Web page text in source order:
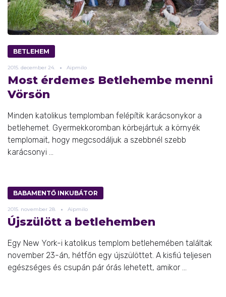
BETLEHEM
2015. december 24. Aipmilo
Most érdemes Betlehembe menni
Vörsön
Minden katolikus templomban felépítik karácsonykor a
betlehemet. Gyermekkoromban körbejártuk a környék
templomait, hogy megcsodáljuk a szebbnél szebb
karácsonyi ...
BABAMENTŐ INKUBÁTOR
2015. november 28. Aipmilo
Újszülött a betlehemben
Egy New York-i katolikus templom betlehemében találtak
november 23-án, hétfőn egy újszülöttet. A kisfiú teljesen
egészséges és csupán pár órás lehetett, amikor ...